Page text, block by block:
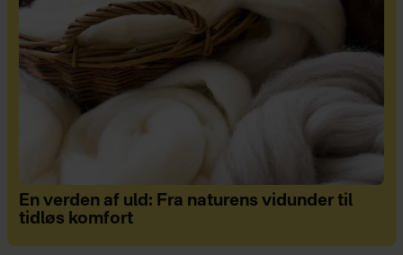
En verden af uld: Fra naturens vidunder til
tidløs komfort